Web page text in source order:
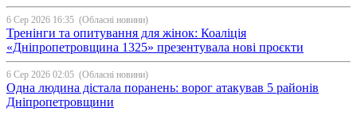
6 Сер 2026 16:35 (Обласні новини)
Тренінги та опитування для жінок: Коаліція
«Дніпропетровщина 1325» презентувала нові проєкти
6 Сер 2026 02:05 (Обласні новини)
Одна людина дістала поранень: ворог атакував 5 районів
Дніпропетровщини